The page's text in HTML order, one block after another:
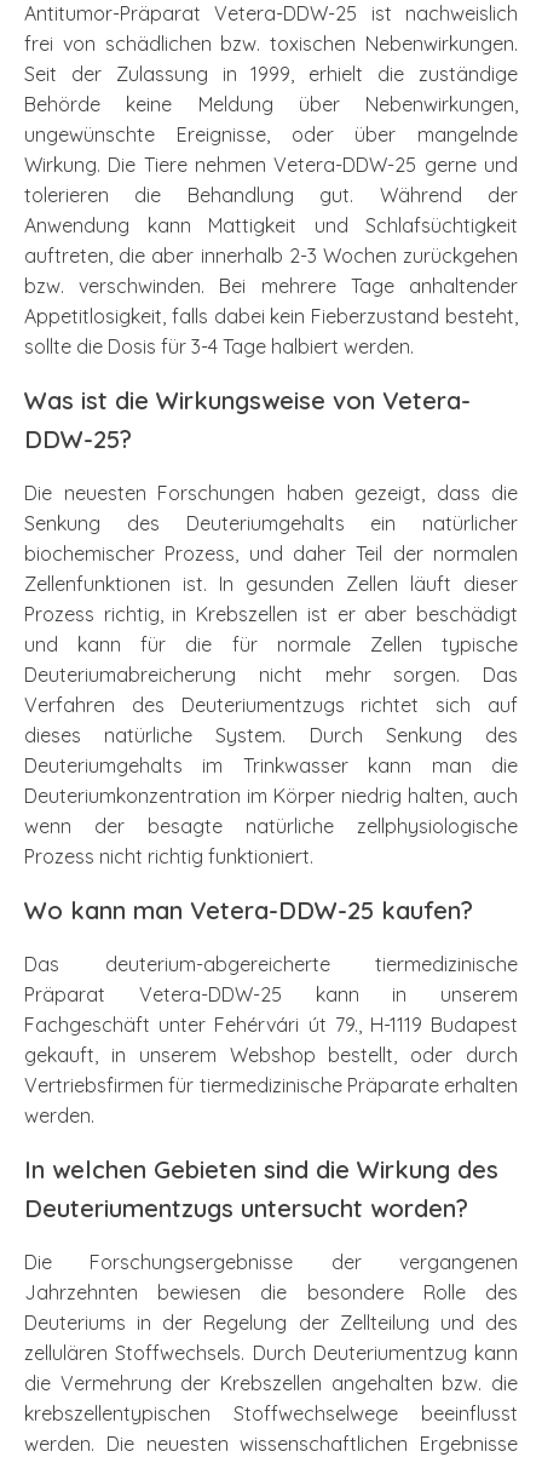
Antitumor-Präparat Vetera-DDW-25 ist nachweislich
frei von schädlichen bzw. toxischen Nebenwirkungen.
Seit der Zulassung in 1999, erhielt die zuständige
Behörde keine Meldung über Nebenwirkungen,
ungewünschte Ereignisse, oder über mangelnde
Wirkung. Die Tiere nehmen Vetera-DDW-25 gerne und
tolerieren die Behandlung gut. Während der
Anwendung kann Mattigkeit und Schlafsüchtigkeit
auftreten, die aber innerhalb 2-3 Wochen zurückgehen
bzw. verschwinden. Bei mehrere Tage anhaltender
Appetitlosigkeit, falls dabei kein Fieberzustand besteht,
sollte die Dosis für 3-4 Tage halbiert werden.
Was ist die Wirkungsweise von Vetera-
DDW-25?
Die neuesten Forschungen haben gezeigt, dass die
Senkung des Deuteriumgehalts ein natürlicher
biochemischer Prozess, und daher Teil der normalen
Zellenfunktionen ist. In gesunden Zellen läuft dieser
Prozess richtig, in Krebszellen ist er aber beschädigt
und kann für die für normale Zellen typische
Deuteriumabreicherung nicht mehr sorgen. Das
Verfahren des Deuteriumentzugs richtet sich auf
dieses natürliche System. Durch Senkung des
Deuteriumgehalts im Trinkwasser kann man die
Deuteriumkonzentration im Körper niedrig halten, auch
wenn der besagte natürliche zellphysiologische
Prozess nicht richtig funktioniert.
Wo kann man Vetera-DDW-25 kaufen?
Das deuterium-abgereicherte tiermedizinische
Präparat Vetera-DDW-25 kann in unserem
Fachgeschäft unter Fehérvári út 79., H-1119 Budapest
gekauft, in unserem Webshop bestellt, oder durch
Vertriebsfirmen für tiermedizinische Präparate erhalten
werden.
In welchen Gebieten sind die Wirkung des
Deuteriumentzugs untersucht worden?
Die Forschungsergebnisse der vergangenen
Jahrzehnten bewiesen die besondere Rolle des
Deuteriums in der Regelung der Zellteilung und des
zellulären Stoffwechsels. Durch Deuteriumentzug kann
die Vermehrung der Krebszellen angehalten bzw. die
krebszellentypischen Stoffwechselwege beeinflusst
werden. Die neuesten wissenschaftlichen Ergebnisse